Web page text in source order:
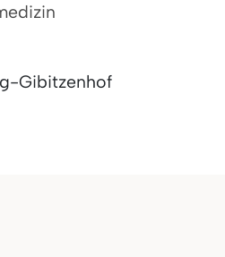
Gibitzenhof